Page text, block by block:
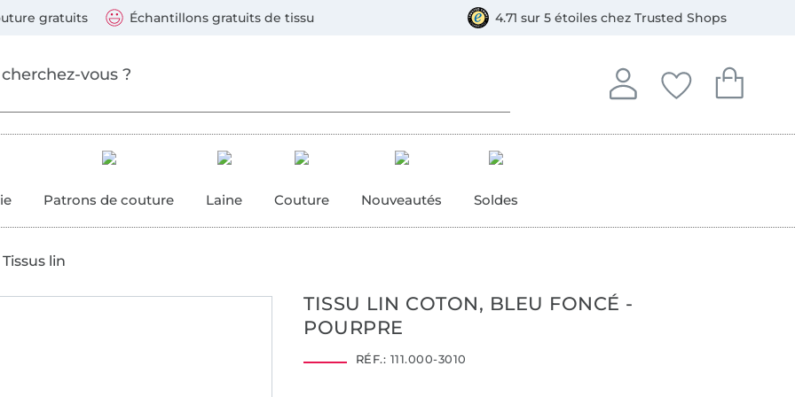
gratuits Échantillons gratuits de tissu 4.71 sur 5 étoiles chez Trusted Shops
Se connecter
Se connecter à votre
Mes favoris
Vous avez
Mon
Vous avez
Patrons de couture Laine Couture Nouveautés Soldes
Tissus lin
TISSU LIN COTON, BLEU FONCÉ -
POURPRE
RÉF.: 111.000-3010
suivants : Visa, Mastercard, Carte bleue, PayPal, Virement, Bancontact